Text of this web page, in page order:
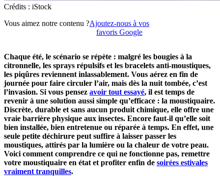
Crédits : iStock
Vous aimez notre contenu ?Ajoutez-nous à vos
favoris Google
Chaque été, le scénario se répète : malgré les bougies à la
citronnelle, les sprays répulsifs et les bracelets anti-moustiques,
les piqûres reviennent inlassablement. Vous aérez en fin de
journée pour faire circuler l’air, mais dès la nuit tombée, c’est
l’invasion. Si vous pensez avoir tout essayé, il est temps de
revenir à une solution aussi simple qu’efficace : la moustiquaire.
Discrète, durable et sans aucun produit chimique, elle offre une
vraie barrière physique aux insectes. Encore faut-il qu’elle soit
bien installée, bien entretenue ou réparée à temps. En effet, une
seule petite déchirure peut suffire à laisser passer les
moustiques, attirés par la lumière ou la chaleur de votre peau.
Voici comment comprendre ce qui ne fonctionne pas, remettre
votre moustiquaire en état et profiter enfin de soirées estivales
vraiment tranquilles.